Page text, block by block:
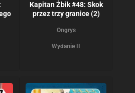
Kapitan Żbik #48: Skok
przez trzy granice (2)
Ongrys
Wydanie II